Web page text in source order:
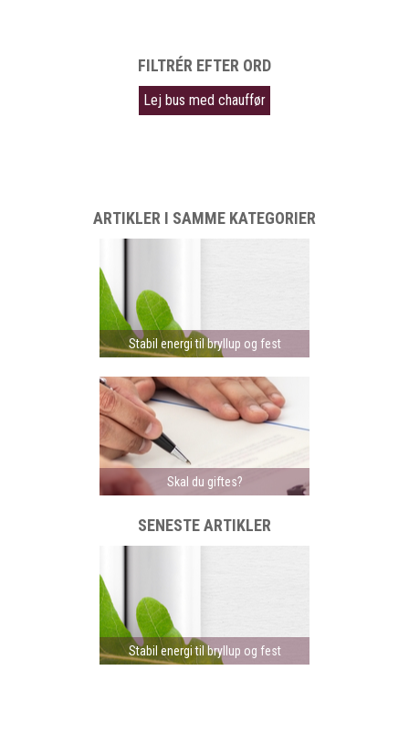
FILTRÉR EFTER ORD
Lej bus med chauffør
ARTIKLER I SAMME KATEGORIER
Stabil energi til bryllup og fest
Skal du giftes?
SENESTE ARTIKLER
Stabil energi til bryllup og fest